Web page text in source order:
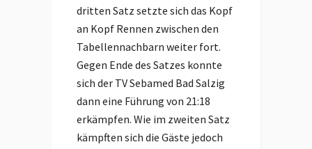
dritten Satz setzte sich das Kopf
an Kopf Rennen zwischen den
Tabellennachbarn weiter fort.
Gegen Ende des Satzes konnte
sich der TV Sebamed Bad Salzig
dann eine Führung von 21:18
erkämpfen. Wie im zweiten Satz
kämpften sich die Gäste jedoch